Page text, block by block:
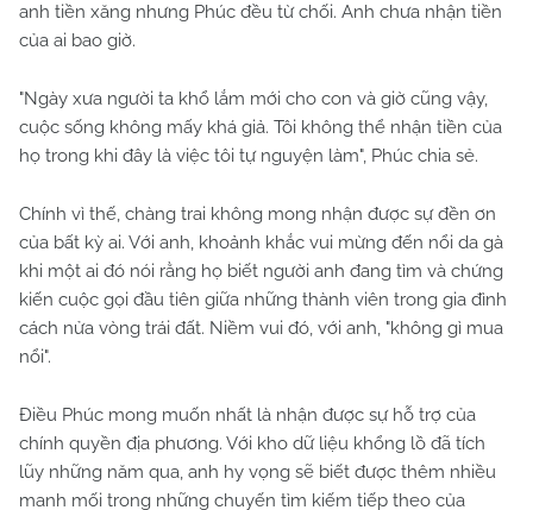
anh tiền xăng nhưng Phúc đều từ chối. Anh chưa nhận tiền
của ai bao giờ.
"Ngày xưa người ta khổ lắm mới cho con và giờ cũng vậy,
cuộc sống không mấy khá giả. Tôi không thể nhận tiền của
họ trong khi đây là việc tôi tự nguyện làm", Phúc chia sẻ.
Chính vì thế, chàng trai không mong nhận được sự đền ơn
của bất kỳ ai. Với anh, khoảnh khắc vui mừng đến nổi da gà
khi một ai đó nói rằng họ biết người anh đang tìm và chứng
kiến cuộc gọi đầu tiên giữa những thành viên trong gia đình
cách nửa vòng trái đất. Niềm vui đó, với anh, "không gì mua
nổi".
Điều Phúc mong muốn nhất là nhận được sự hỗ trợ của
chính quyền địa phương. Với kho dữ liệu khổng lồ đã tích
lũy những năm qua, anh hy vọng sẽ biết được thêm nhiều
manh mối trong những chuyến tìm kiếm tiếp theo của